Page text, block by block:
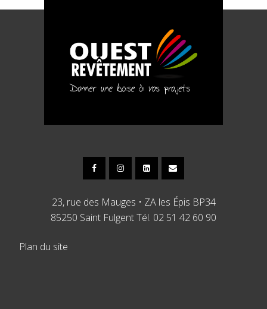
23, rue des Mauges • ZA les Épis BP34
85250 Saint Fulgent Tél. 02 51 42 60 90
Plan du site